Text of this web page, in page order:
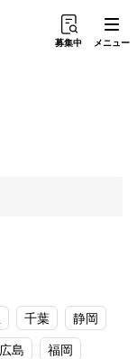
募集中 メニュー
千葉
静岡
広島 福岡